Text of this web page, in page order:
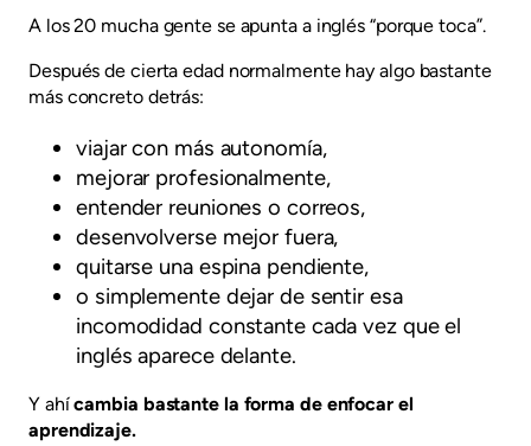
A los 20 mucha gente se apunta a inglés “porque toca”.
Después de cierta edad normalmente hay algo bastante
más concreto detrás:
viajar con más autonomía,
mejorar profesionalmente,
entender reuniones o correos,
desenvolverse mejor fuera,
quitarse una espina pendiente,
o simplemente dejar de sentir esa
incomodidad constante cada vez que el
inglés aparece delante.
Y ahícambia bastante la forma de enfocar el
aprendizaje.